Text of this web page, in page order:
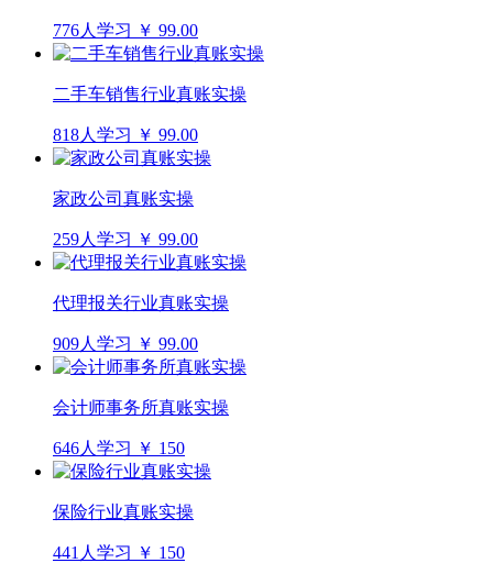
776人学习 ￥ 99.00
二手车销售行业真账实操
818人学习 ￥ 99.00
家政公司真账实操
259人学习 ￥ 99.00
代理报关行业真账实操
909人学习 ￥ 99.00
会计师事务所真账实操
646人学习 ￥ 150
保险行业真账实操
441人学习 ￥ 150